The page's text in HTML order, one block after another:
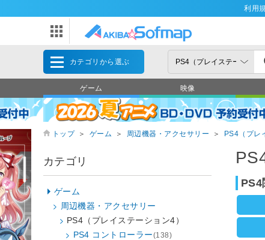
利用
カテゴリから選ぶ
ゲーム 映像
トップ ＞ ゲーム ＞ 周辺機器・アクセサリー ＞ PS4（プレ
PS4
カテゴリ
ゲーム
周辺機器・アクセサリー
PS4（プレイステーション4）
PS4 コントローラー(138)